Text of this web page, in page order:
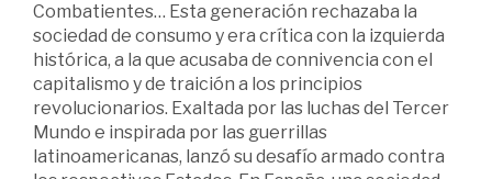
Combatientes… Esta generación rechazaba la
sociedad de consumo y era crítica con la izquierda
histórica, a la que acusaba de connivencia con el
capitalismo y de traición a los principios
revolucionarios. Exaltada por las luchas del Tercer
Mundo e inspirada por las guerrillas
latinoamericanas, lanzó su desafío armado contra